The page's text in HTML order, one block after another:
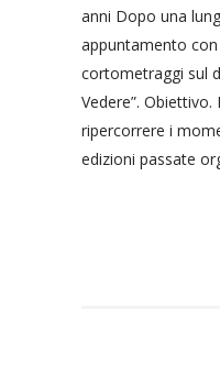
anni Dopo una
appuntamento
cortometraggi sul
Vedere”.
ripercorrere i
edizioni passate